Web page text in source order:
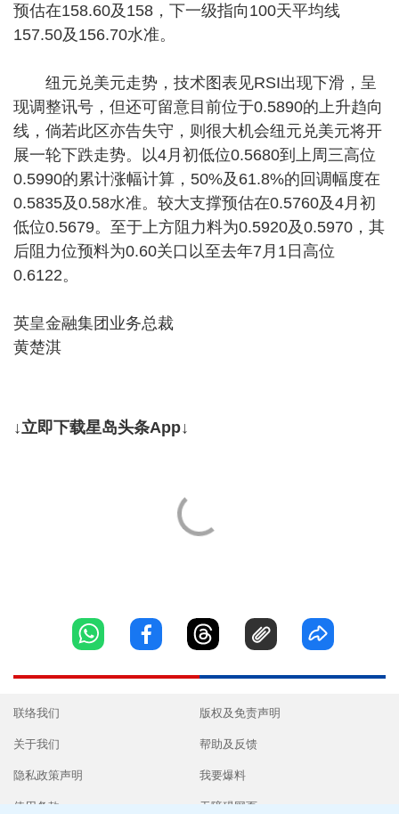
预估在158.60及158，下一级指向100天平均线
157.50及156.70水准。
纽元兑美元走势，技术图表见RSI出现下滑，呈
现调整讯号，但还可留意目前位于0.5890的上升趋向
线，倘若此区亦告失守，则很大机会纽元兑美元将开
展一轮下跌走势。以4月初低位0.5680到上周三高位
0.5990的累计涨幅计算，50%及61.8%的回调幅度在
0.5835及0.58水准。较大支撑预估在0.5760及4月初
低位0.5679。至于上方阻力料为0.5920及0.5970，其
后阻力位预料为0.60关口以至去年7月1日高位
0.6122。
英皇金融集团业务总裁
黄楚淇
↓立即下载星岛头条App↓
联络我们
关于我们
隐私政策声明
使用条款
版权及免责声明
帮助及反馈
我要爆料
无障碍网页